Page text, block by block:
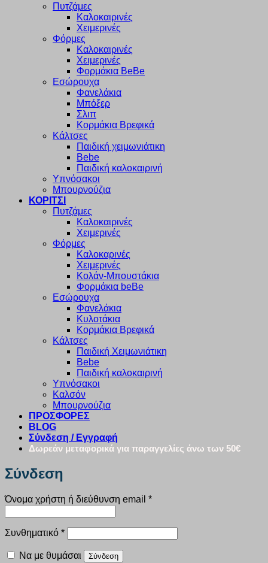
Πυτζάμες
Καλοκαιρινές
Χειμερινές
Φόρμες
Καλοκαιρινές
Χειμερινές
Φορμάκια BeBe
Εσώρουχα
Φανελάκια
Μπόξερ
Σλιπ
Κορμάκια Βρεφικά
Κάλτσες
Παιδική χειμωνιάτικη
Bebe
Παιδική καλοκαιρινή
Υπνόσακοι
Μπουρνούζια
ΚΟΡΙΤΣΙ
Πυτζάμες
Καλοκαιρινές
Χειμερινές
Φόρμες
Καλοκαρινές
Χειμερινές
Κολάν-Μπουστάκια
Φορμάκια beBe
Εσώρουχα
Φανελάκια
Κυλοτάκια
Κορμάκια Βρεφικά
Κάλτσες
Παιδική Χειμωνιάτικη
Bebe
Παιδική καλοκαιρινή
Υπνόσακοι
Καλσόν
Μπουρνούζια
ΠΡΟΣΦΟΡΕΣ
BLOG
Σύνδεση / Εγγραφή
Δωρεάν μεταφορικά για παραγγελίες άνω των 50€
Σύνδεση
Όνομα χρήστη ή διεύθυνση email *Απαιτείται
Συνθηματικό *Απαιτείται
Να με θυμάσαι Σύνδεση